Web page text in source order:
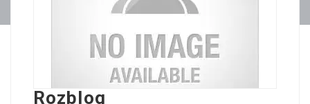
Rozblog